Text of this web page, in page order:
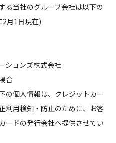
る当社のグループ会社は以下の
2月1日現在)
ションズ株式会社
合
の個人情報は、クレジットカー
利用検知・防止のために、お客
ードの発行会社へ提供させてい